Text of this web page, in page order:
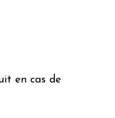
en cas de